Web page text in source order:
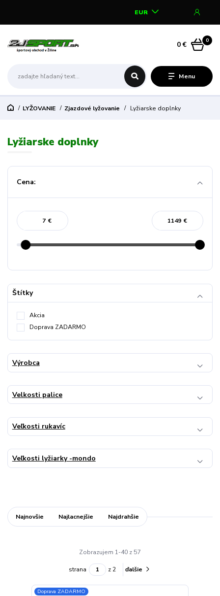
Menu
EUR
0
0 €
LYŽOVANIE Zjazdové lyžovanie Lyžiarske doplnky
Lyžiarske doplnky
Cena:
€ €
Štítky
Akcia
Doprava ZADARMO
Výrobca
Velkosti palice
Veľkosti rukavíc
Veľkosti lyžiarky -mondo
Najnovšie Najlacnejšie Najdrahšie
Zobrazujem 1-40 z 57
strana z 2 ďalšie
Doprava ZADARMO